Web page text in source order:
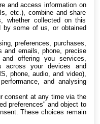
and access information on
etc.), combine and share
whether collected on this
by some of us, or obtained
preferences, purchases,
and emails, phone, precise
offering you services,
across your devices and
phone, audio, and video),
and analysing
consent at any time via the
preferences" and object to
These choices remain